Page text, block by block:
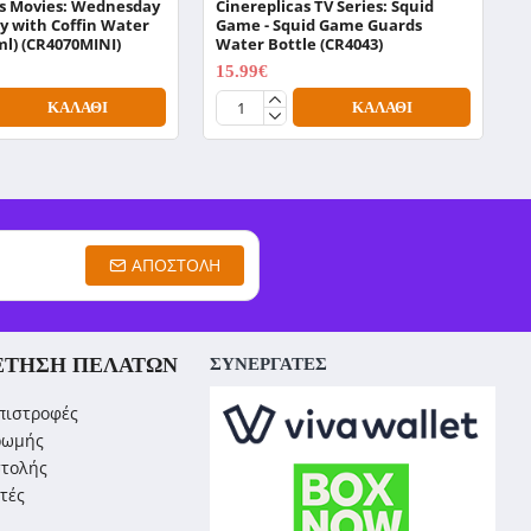
Movies: Wednesday
with Coffin Water
(CR4070MINI)
ΚΑΛΆΘΙ
Cinereplicas TV Series: Squid
Game - Squid Game Guards
Water Bottle (CR4043)
15.99€
ΚΑΛΆΘΙ
ΑΠΟΣΤΟΛΉ
ΠΕΛΑΤΏΝ ΣΥΝΕΡΓΑΤΕΣ